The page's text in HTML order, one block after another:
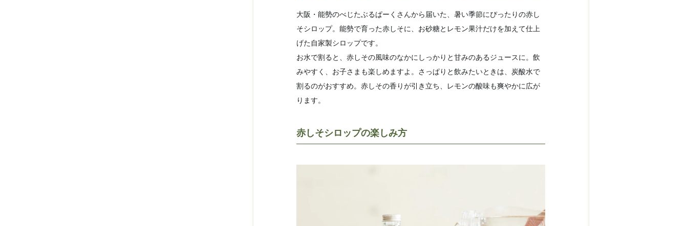
大阪・能勢のべじたぶるぱーくさんから届いた、暑い季節にぴったりの赤し
そシロップ。能勢で育った赤しそに、お砂糖とレモン果汁だけを加えて仕上
げた自家製シロップです。
お水で割ると、赤しその風味のなかにしっかりと甘みのあるジュースに。飲
みやすく、お子さまも楽しめますよ。さっぱりと飲みたいときは、炭酸水で
割るのがおすすめ。赤しその香りが引き立ち、レモンの酸味も爽やかに広が
ります。
赤しそシロップの楽しみ方